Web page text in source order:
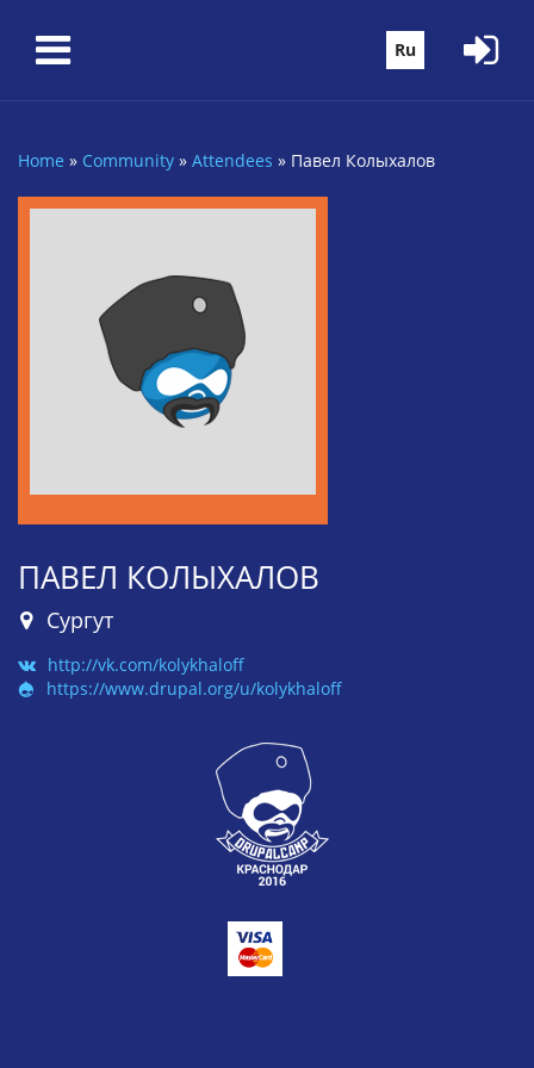
Ru
You are here
Home » Community » Attendees » Павел Колыхалов
ПАВЕЛ КОЛЫХАЛОВ
Сургут
http://vk.com/kolykhaloff
https://www.drupal.org/u/kolykhaloff